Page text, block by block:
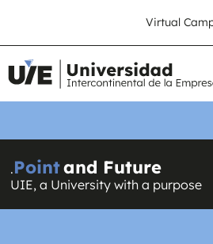
Virtual
.Pointand Future
UIE, a University with a purpose